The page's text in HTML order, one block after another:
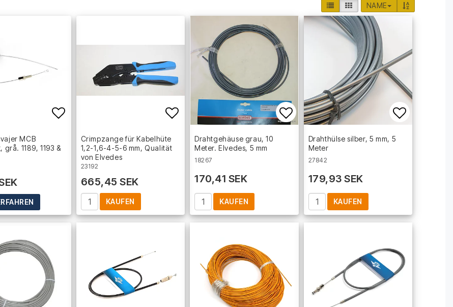
NAME
Add to list of favorites
MCB
grå. 1189, 1193 &
Add to list of favorites
Crimpzange für Kabelhüte
1,2-1,6-4-5-6 mm, Qualität
von Elvedes
23192
665,45 SEK
KAUFEN
Add to list of favorites
Drahtgehäuse grau, 10
Meter. Elvedes, 5 mm
18267
170,41 SEK
KAUFEN
Add to
Drahthülse silber, 5 mm, 5
Meter
27842
179,93 SEK
KAUFEN